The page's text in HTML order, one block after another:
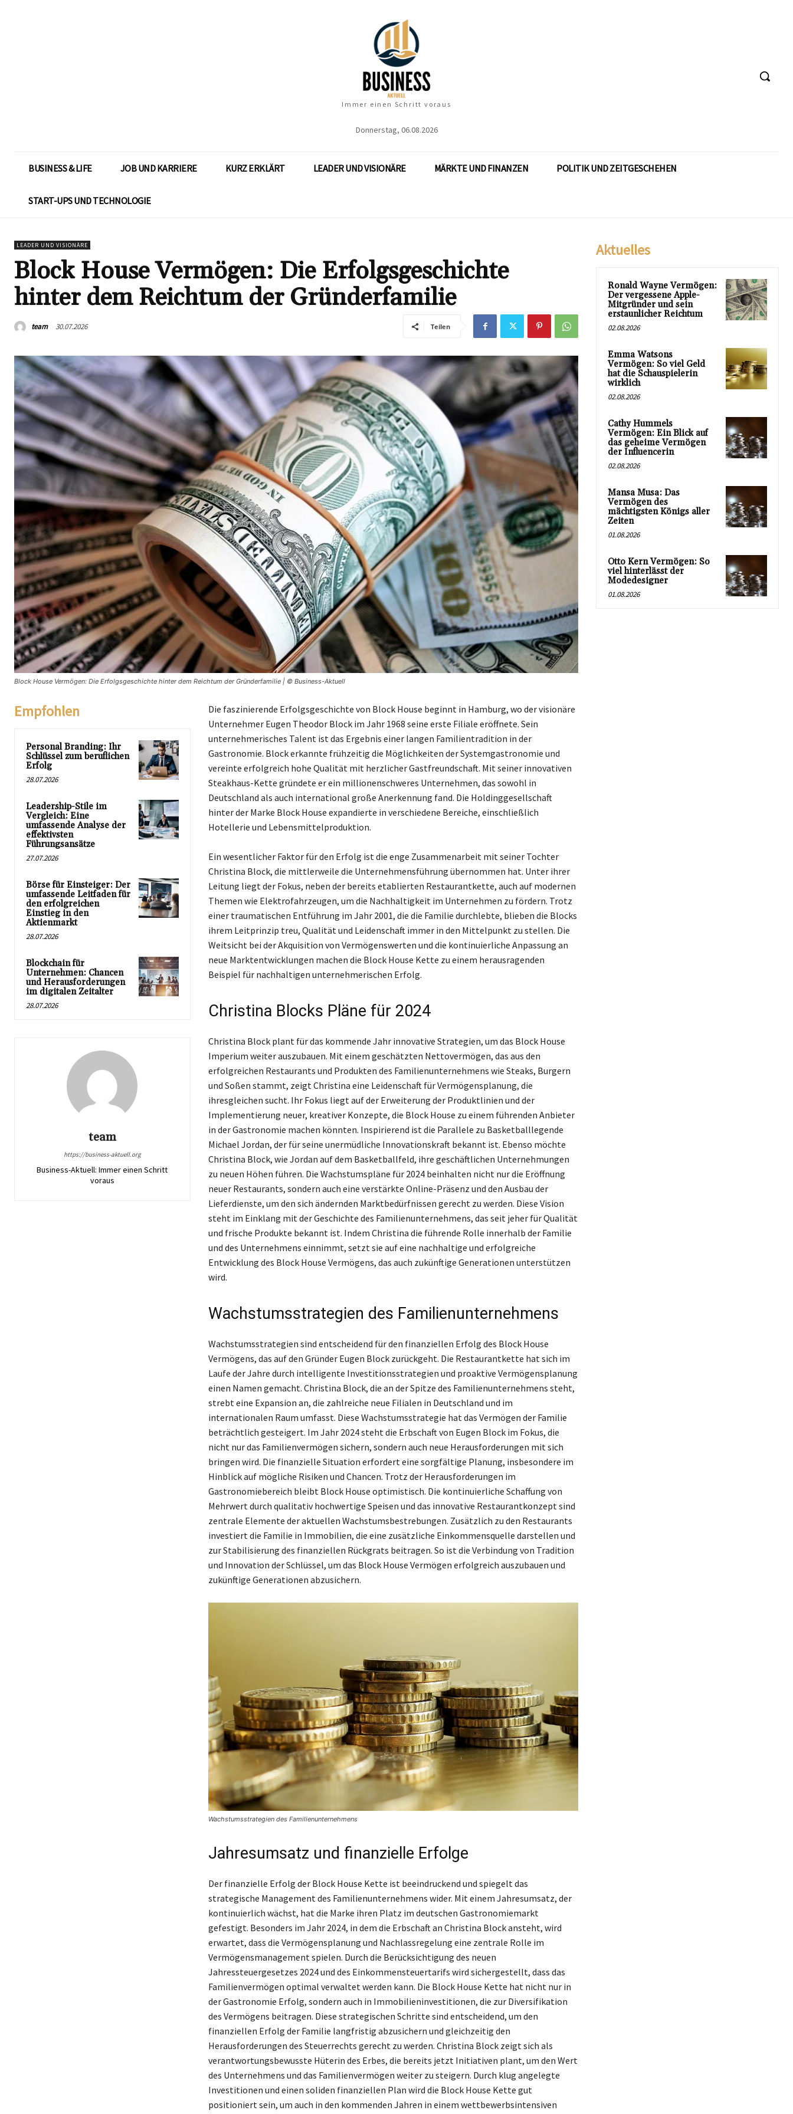
Immer einen Schritt voraus
Donnerstag, 06.08.2026
BUSINESS & LIFE JOB UND KARRIERE KURZ ERKLÄRT LEADER UND VISIONÄRE MÄRKTE UND FINANZEN POLITIK UND ZEITGESCHEHEN
START-UPS UND TECHNOLOGIE
LEADER UND VISIONÄRE
Block House Vermögen: Die Erfolgsgeschichte
hinter dem Reichtum der Gründerfamilie
team 30.07.2026 Teilen
Block House Vermögen: Die Erfolgsgeschichte hinter dem Reichtum der Gründerfamilie | © Business-Aktuell
Empfohlen
Personal Branding: Ihr
Schlüssel zum beruflichen
Erfolg
28.07.2026
Leadership-Stile im
Vergleich: Eine
umfassende Analyse der
effektivsten
Führungsansätze
27.07.2026
Börse für Einsteiger: Der
umfassende Leitfaden für
den erfolgreichen
Einstieg in den
Aktienmarkt
28.07.2026
Blockchain für
Unternehmen: Chancen
und Herausforderungen
im digitalen Zeitalter
28.07.2026
team
https://business-aktuell.org
Business-Aktuell: Immer einen Schritt
voraus
Die faszinierende Erfolgsgeschichte von Block House beginnt in Hamburg, wo der visionäre
Unternehmer Eugen Theodor Block im Jahr 1968 seine erste Filiale eröffnete. Sein
unternehmerisches Talent ist das Ergebnis einer langen Familientradition in der
Gastronomie. Block erkannte frühzeitig die Möglichkeiten der Systemgastronomie und
vereinte erfolgreich hohe Qualität mit herzlicher Gastfreundschaft. Mit seiner innovativen
Steakhaus-Kette gründete er ein millionenschweres Unternehmen, das sowohl in
Deutschland als auch international große Anerkennung fand. Die Holdinggesellschaft
hinter der Marke Block House expandierte in verschiedene Bereiche, einschließlich
Hotellerie und Lebensmittelproduktion.
Ein wesentlicher Faktor für den Erfolg ist die enge Zusammenarbeit mit seiner Tochter
Christina Block, die mittlerweile die Unternehmensführung übernommen hat. Unter ihrer
Leitung liegt der Fokus, neben der bereits etablierten Restaurantkette, auch auf modernen
Themen wie Elektrofahrzeugen, um die Nachhaltigkeit im Unternehmen zu fördern. Trotz
einer traumatischen Entführung im Jahr 2001, die die Familie durchlebte, blieben die Blocks
ihrem Leitprinzip treu, Qualität und Leidenschaft immer in den Mittelpunkt zu stellen. Die
Weitsicht bei der Akquisition von Vermögenswerten und die kontinuierliche Anpassung an
neue Marktentwicklungen machen die Block House Kette zu einem herausragenden
Beispiel für nachhaltigen unternehmerischen Erfolg.
Christina Blocks Pläne für 2024
Christina Block plant für das kommende Jahr innovative Strategien, um das Block House
Imperium weiter auszubauen. Mit einem geschätzten Nettovermögen, das aus den
erfolgreichen Restaurants und Produkten des Familienunternehmens wie Steaks, Burgern
und Soßen stammt, zeigt Christina eine Leidenschaft für Vermögensplanung, die
ihresgleichen sucht. Ihr Fokus liegt auf der Erweiterung der Produktlinien und der
Implementierung neuer, kreativer Konzepte, die Block House zu einem führenden Anbieter
in der Gastronomie machen könnten. Inspirierend ist die Parallele zu Basketballlegende
Michael Jordan, der für seine unermüdliche Innovationskraft bekannt ist. Ebenso möchte
Christina Block, wie Jordan auf dem Basketballfeld, ihre geschäftlichen Unternehmungen
zu neuen Höhen führen. Die Wachstumspläne für 2024 beinhalten nicht nur die Eröffnung
neuer Restaurants, sondern auch eine verstärkte Online-Präsenz und den Ausbau der
Lieferdienste, um den sich ändernden Marktbedürfnissen gerecht zu werden. Diese Vision
steht im Einklang mit der Geschichte des Familienunternehmens, das seit jeher für Qualität
und frische Produkte bekannt ist. Indem Christina die führende Rolle innerhalb der Familie
und des Unternehmens einnimmt, setzt sie auf eine nachhaltige und erfolgreiche
Entwicklung des Block House Vermögens, das auch zukünftige Generationen unterstützen
wird.
Wachstumsstrategien des Familienunternehmens
Wachstumsstrategien sind entscheidend für den finanziellen Erfolg des Block House
Vermögens, das auf den Gründer Eugen Block zurückgeht. Die Restaurantkette hat sich im
Laufe der Jahre durch intelligente Investitionsstrategien und proaktive Vermögensplanung
einen Namen gemacht. Christina Block, die an der Spitze des Familienunternehmens steht,
strebt eine Expansion an, die zahlreiche neue Filialen in Deutschland und im
internationalen Raum umfasst. Diese Wachstumsstrategie hat das Vermögen der Familie
beträchtlich gesteigert. Im Jahr 2024 steht die Erbschaft von Eugen Block im Fokus, die
nicht nur das Familienvermögen sichern, sondern auch neue Herausforderungen mit sich
bringen wird. Die finanzielle Situation erfordert eine sorgfältige Planung, insbesondere im
Hinblick auf mögliche Risiken und Chancen. Trotz der Herausforderungen im
Gastronomiebereich bleibt Block House optimistisch. Die kontinuierliche Schaffung von
Mehrwert durch qualitativ hochwertige Speisen und das innovative Restaurantkonzept sind
zentrale Elemente der aktuellen Wachstumsbestrebungen. Zusätzlich zu den Restaurants
investiert die Familie in Immobilien, die eine zusätzliche Einkommensquelle darstellen und
zur Stabilisierung des finanziellen Rückgrats beitragen. So ist die Verbindung von Tradition
und Innovation der Schlüssel, um das Block House Vermögen erfolgreich auszubauen und
zukünftige Generationen abzusichern.
Wachstumsstrategien des Familienunternehmens
Jahresumsatz und finanzielle Erfolge
Der finanzielle Erfolg der Block House Kette ist beeindruckend und spiegelt das
strategische Management des Familienunternehmens wider. Mit einem Jahresumsatz, der
kontinuierlich wächst, hat die Marke ihren Platz im deutschen Gastronomiemarkt
gefestigt. Besonders im Jahr 2024, in dem die Erbschaft an Christina Block ansteht, wird
erwartet, dass die Vermögensplanung und Nachlassregelung eine zentrale Rolle im
Vermögensmanagement spielen. Durch die Berücksichtigung des neuen
Jahressteuergesetzes 2024 und des Einkommensteuertarifs wird sichergestellt, dass das
Familienvermögen optimal verwaltet werden kann. Die Block House Kette hat nicht nur in
der Gastronomie Erfolg, sondern auch in Immobilieninvestitionen, die zur Diversifikation
des Vermögens beitragen. Diese strategischen Schritte sind entscheidend, um den
finanziellen Erfolg der Familie langfristig abzusichern und gleichzeitig den
Herausforderungen des Steuerrechts gerecht zu werden. Christina Block zeigt sich als
verantwortungsbewusste Hüterin des Erbes, die bereits jetzt Initiativen plant, um den Wert
des Unternehmens und das Familienvermögen weiter zu steigern. Durch klug angelegte
Investitionen und einen soliden finanziellen Plan wird die Block House Kette gut
positioniert sein, um auch in den kommenden Jahren in einem wettbewerbsintensiven
Aktuelles
Ronald Wayne Vermögen:
Der vergessene Apple-
Mitgründer und sein
erstaunlicher Reichtum
02.08.2026
Emma Watsons
Vermögen: So viel Geld
hat die Schauspielerin
wirklich
02.08.2026
Cathy Hummels
Vermögen: Ein Blick auf
das geheime Vermögen
der Influencerin
02.08.2026
Mansa Musa: Das
Vermögen des
mächtigsten Königs aller
Zeiten
01.08.2026
Otto Kern Vermögen: So
viel hinterlässt der
Modedesigner
01.08.2026